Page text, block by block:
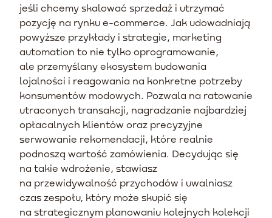
jeśli chcemy skalować sprzedaż i utrzymać
pozycję na rynku e-commerce. Jak udowadniają
powyższe przykłady i strategie, marketing
automation to nie tylko oprogramowanie,
ale przemyślany ekosystem budowania
lojalności i reagowania na konkretne potrzeby
konsumentów modowych. Pozwala na ratowanie
utraconych transakcji, nagradzanie najbardziej
opłacalnych klientów oraz precyzyjne
serwowanie rekomendacji, które realnie
podnoszą wartość zamówienia. Decydując się
na takie wdrożenie, stawiasz
na przewidywalność przychodów i uwalniasz
czas zespołu, który może skupić się
na strategicznym planowaniu kolejnych kolekcji